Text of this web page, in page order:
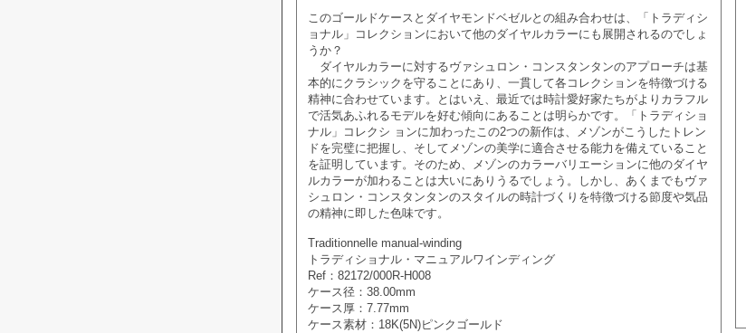
このゴールドケースとダイヤモンドベゼルとの組み合わせは、「トラディシ
ョナル」コレクションにおいて他のダイヤルカラーにも展開されるのでしょ
うか？
ダイヤルカラーに対するヴァシュロン・コンスタンタンのアプローチは基
本的にクラシックを守ることにあり、一貫して各コレクションを特徴づける
精神に合わせています。とはいえ、最近では時計愛好家たちがよりカラフル
で活気あふれるモデルを好む傾向にあることは明らかです。「トラディショ
ナル」コレクシ ョンに加わったこの2つの新作は、メゾンがこうしたトレン
ドを完璧に把握し、そしてメゾンの美学に適合させる能力を備えていること
を証明しています。そのため、メゾンのカラーバリエーションに他のダイヤ
ルカラーが加わることは大いにありうるでしょう。しかし、あくまでもヴァ
シュロン・コンスタンタンのスタイルの時計づくりを特徴づける節度や気品
の精神に即した色味です。
Traditionnelle manual-winding
トラディショナル・マニュアルワインディング
Ref：82172/000R-H008
ケース径：38.00mm
ケース厚：7.77mm
ケース素材：18K(5N)ピンクゴールド